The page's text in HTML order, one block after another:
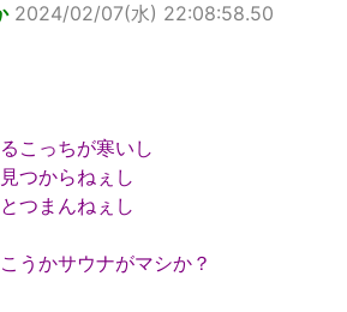
2024/02/07(水) 22:08:58.50
こっちが寒いし
つからねぇし
つまんねぇし
うかサウナがマシか？